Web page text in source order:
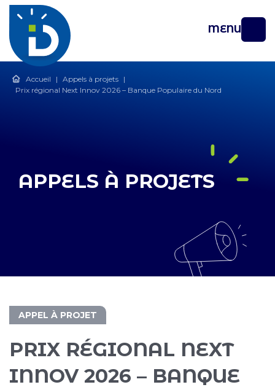
MENU
Accueil | Appels à projets |
Prix régional Next Innov 2026 – Banque Populaire du Nord
APPELS À PROJETS
APPEL À PROJET
PRIX RÉGIONAL NEXT
INNOV 2026 – BANQUE